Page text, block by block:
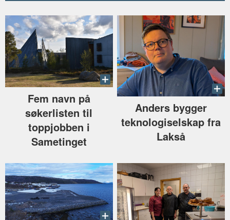
Fem navn på
søkerlisten til
toppjobben i
Sametinget
Anders bygger
teknologiselskap fra
Lakså